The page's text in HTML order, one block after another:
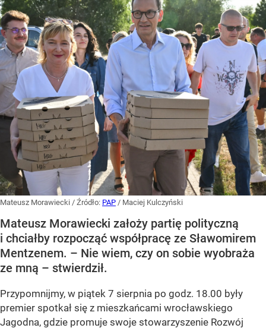
Mateusz Morawiecki / Źródło: PAP / Maciej Kulczyński
Mateusz Morawiecki założy partię polityczną
i chciałby rozpocząć współpracę ze Sławomirem
Mentzenem. – Nie wiem, czy on sobie wyobraża
ze mną – stwierdził.
Przypomnijmy, w piątek 7 sierpnia po godz. 18.00 były
premier spotkał się z mieszkańcami wrocławskiego
Jagodna, gdzie promuje swoje stowarzyszenie Rozwój